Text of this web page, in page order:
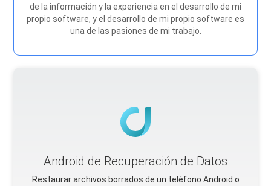
de la información y la experiencia en el desarrollo de mi
propio software, y el desarrollo de mi propio software es
una de las pasiones de mi trabajo.
Android de Recuperación de Datos
Restaurar archivos borrados de un teléfono Android o